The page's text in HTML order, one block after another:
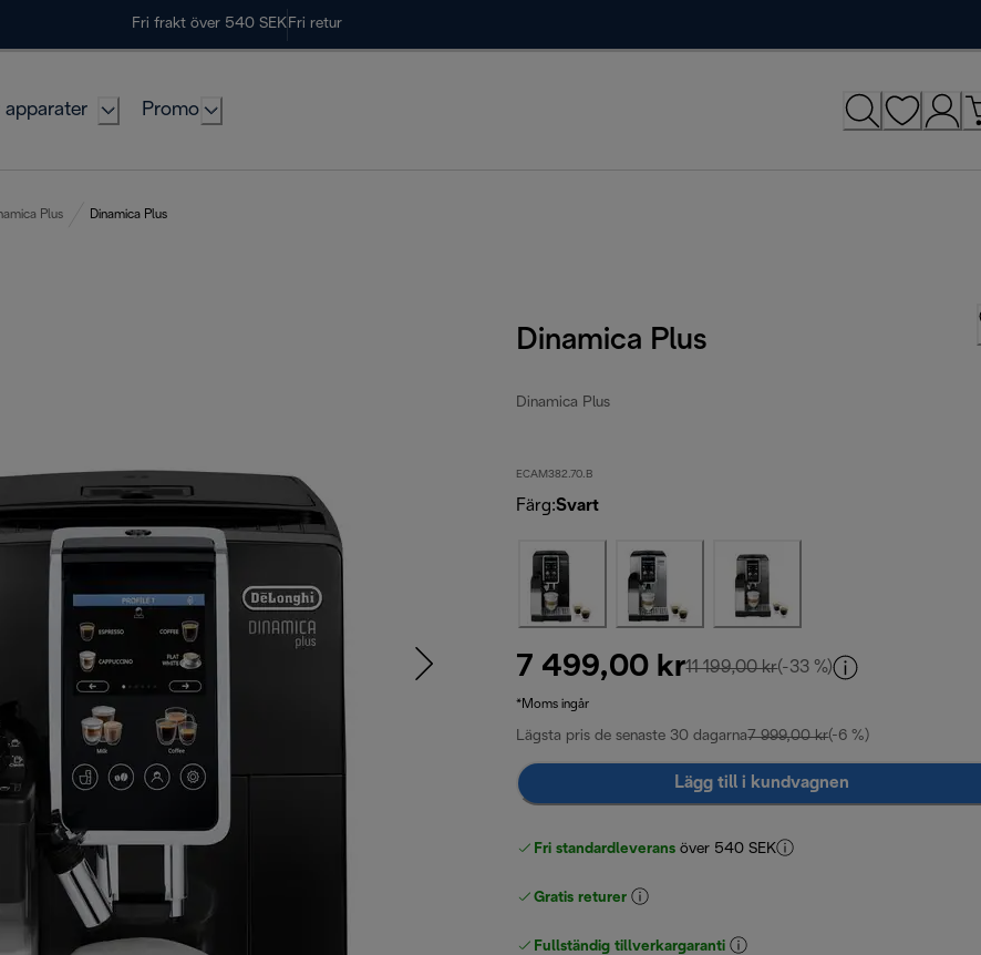
Fri frakt över 540 SEK Fri retur
apparater Promo
Plus Dinamica Plus
Dinamica Plus
Dinamica Plus
ECAM382.70.B
Färg:Svart
7 499,00 kr11 199,00 krursprungligt pris 11 199,00
(-33 %)
*Moms ingår
Lägsta pris de senaste 30 dagarna7 999,00 kr(-6 %)
Lägg till i kundvagnen
Fri standardleverans över 540 SEK
Gratis returer
Fullständig tillverkargaranti